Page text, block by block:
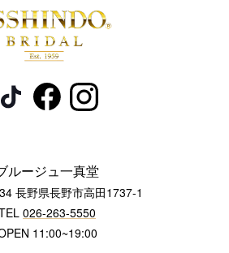
ルージュ一真堂
長野県長野市高田1737-1
026-263-5550
11:00~19:00